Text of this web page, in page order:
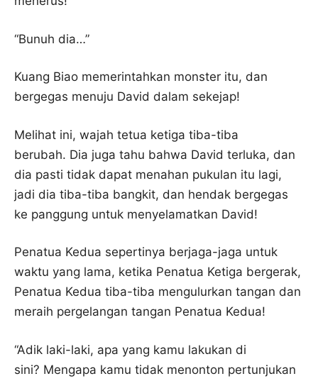
“Bunuh dia…”
Kuang Biao memerintahkan monster itu, dan
bergegas menuju David dalam sekejap!
Melihat ini, wajah tetua ketiga tiba-tiba
berubah. Dia juga tahu bahwa David terluka, dan
dia pasti tidak dapat menahan pukulan itu lagi,
jadi dia tiba-tiba bangkit, dan hendak bergegas
ke panggung untuk menyelamatkan David!
Penatua Kedua sepertinya berjaga-jaga untuk
waktu yang lama, ketika Penatua Ketiga bergerak,
Penatua Kedua tiba-tiba mengulurkan tangan dan
meraih pergelangan tangan Penatua Kedua!
“Adik laki-laki, apa yang kamu lakukan di
sini? Mengapa kamu tidak menonton pertunjukan